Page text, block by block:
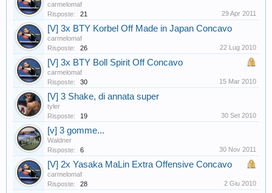
carmelomaf
Risposte:
21 29 Apr 2011
[V] 3x BTY Korbel Off Made in Japan Concavo
carmelomaf
Risposte:
26 22 Lug 2010
[V] 3x BTY Boll Spirit Off Concavo
carmelomaf
Risposte:
30 15 Mar 2010
[V] 3 Shake, di annata super
tyler
Risposte:
19 30 Set 2010
[v] 3 gomme...
Waldner
Risposte:
6 30 Nov 2011
[V] 2x Yasaka MaLin Extra Offensive Concavo
carmelomaf
Risposte:
28 2 Giu 2010